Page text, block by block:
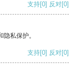
支持[0] 反对[0]
私保护。
支持[0] 反对[0]